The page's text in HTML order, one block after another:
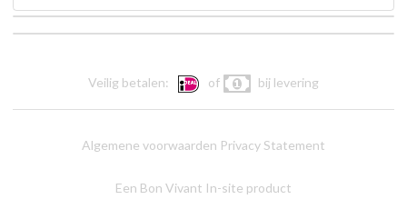
Veilig betalen: of bij levering
Algemene voorwaarden Privacy Statement
Een Bon Vivant In-site product